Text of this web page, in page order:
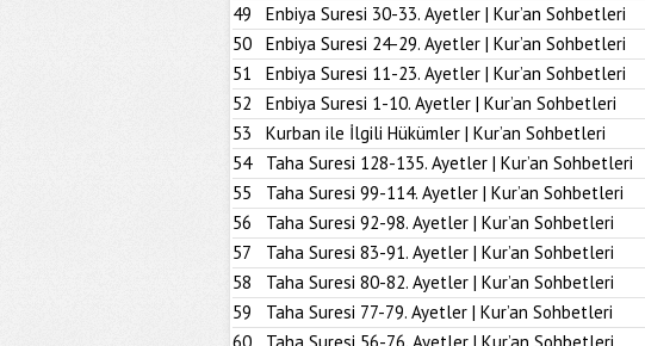
49
Enbiya Suresi 30-33. Ayetler | Kur’an Sohbetleri
50
Enbiya Suresi 24-29. Ayetler | Kur’an Sohbetleri
51
Enbiya Suresi 11-23. Ayetler | Kur’an Sohbetleri
52
Enbiya Suresi 1-10. Ayetler | Kur’an Sohbetleri
53
Kurban ile İlgili Hükümler | Kur’an Sohbetleri
54
Taha Suresi 128-135. Ayetler | Kur’an Sohbetleri
55
Taha Suresi 99-114. Ayetler | Kur’an Sohbetleri
56
Taha Suresi 92-98. Ayetler | Kur’an Sohbetleri
57
Taha Suresi 83-91. Ayetler | Kur’an Sohbetleri
58
Taha Suresi 80-82. Ayetler | Kur’an Sohbetleri
59
Taha Suresi 77-79. Ayetler | Kur’an Sohbetleri